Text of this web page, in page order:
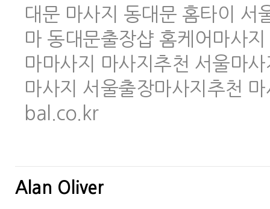
대문 마사지 동대문 홈타이 서
마 동대문출장샵 홈케어마사
마마사지 마사지추천 서울마
마사지 서울출장마사지추천
bal.co.kr
Alan Oliver